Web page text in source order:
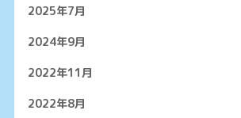
2025年7月
2024年9月
2022年11月
2022年8月